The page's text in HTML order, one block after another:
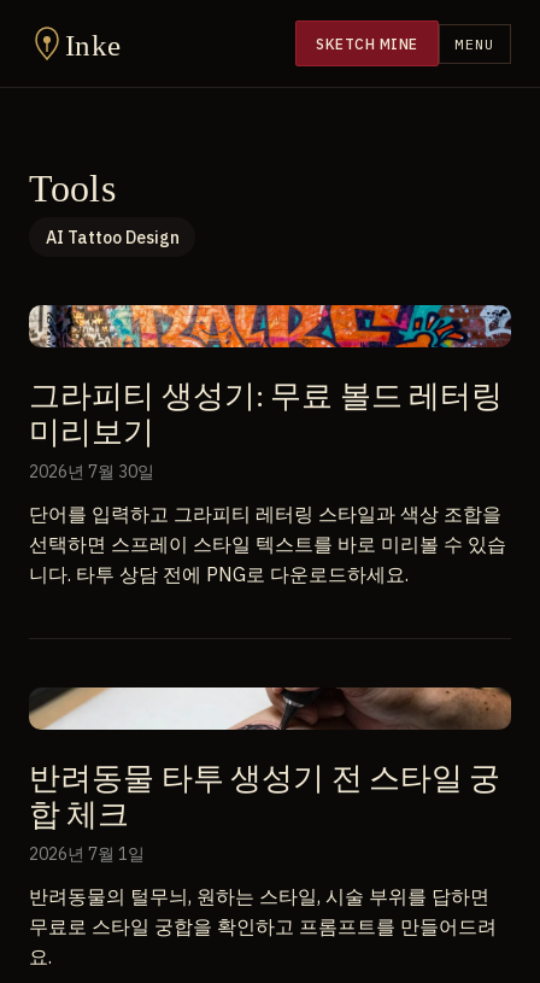
Tools
AI Tattoo Design
그라피티 생성기: 무료 볼드 레터링
미리보기
2026년 7월 30일
단어를 입력하고 그라피티 레터링 스타일과 색상 조합을
선택하면 스프레이 스타일 텍스트를 바로 미리볼 수 있습
니다. 타투 상담 전에 PNG로 다운로드하세요.
반려동물 타투 생성기 전 스타일 궁
합 체크
2026년 7월 1일
반려동물의 털무늬, 원하는 스타일, 시술 부위를 답하면
무료로 스타일 궁합을 확인하고 프롬프트를 만들어드려
요.
Inke SKETCH MINE MENU